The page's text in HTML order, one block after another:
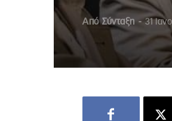
Από Σύνταξη - 31